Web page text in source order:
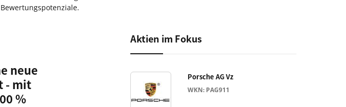
neue
- mit
%
Aktien im Fokus
Porsche AG Vz
WKN: PAG911